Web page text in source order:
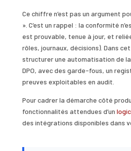
Ce chiffre n’est pas un argument
». C’est un rappel : la conformité
est prouvable, tenue à jour, et
rôles, journaux, décisions). Dans
structurer une automatisation de
DPO, avec des garde-fous, un
preuves exploitables en audit.
Pour cadrer la démarche côté
fonctionnalités attendues d’un
des intégrations disponibles dans